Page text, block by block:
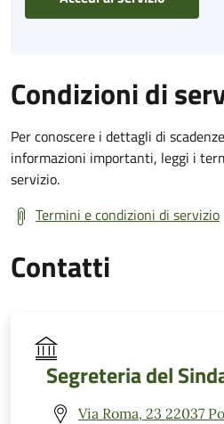
Condizioni di
Per conoscere i dettagli di
informazioni importanti, leggi i
servizio.
Termini e condizioni di servizio
Contatti
Segreteria del
Via Roma, 23 22037